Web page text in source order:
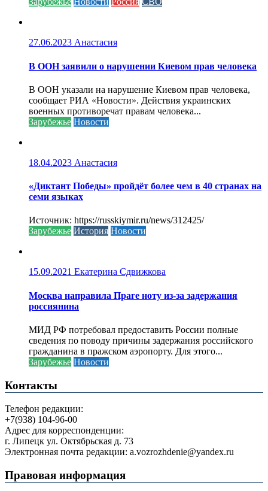
27.06.2023 Анастасия
В ООН заявили о нарушении Киевом прав человека
В ООН указали на нарушение Киевом прав человека,
сообщает РИА «Новости». Действия украинских
военных противоречат правам человека...
Зарубежье Новости
18.04.2023 Анастасия
«Диктант Победы» пройдёт более чем в 40 странах на
семи языках
Источник: https://russkiymir.ru/news/312425/
Зарубежье История Новости
15.09.2021 Екатерина Сдвижкова
Москва направила Праге ноту из-за задержания
россиянина
МИД РФ потребовал предоставить России полные
сведения по поводу причины задержания российского
гражданина в пражском аэропорту. Для этого...
Зарубежье Новости
Контакты
Телефон редакции:
+7(938) 104-96-00
Адрес для корреспонденции:
г. Липецк ул. Октябрьская д. 73
Электронная почта редакции: a.vozrozhdenie@yandex.ru
Правовая информация